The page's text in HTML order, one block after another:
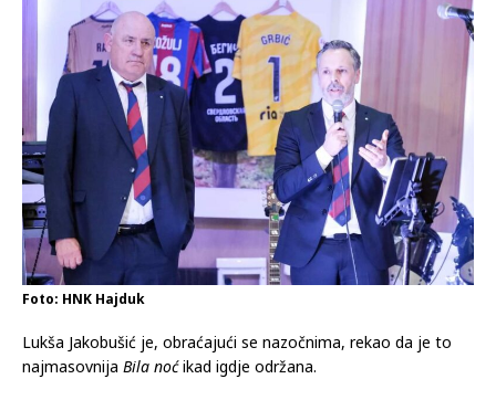
Foto: HNK Hajduk
Lukša Jakobušić je, obraćajući se nazočnima, rekao da je to
najmasovnija Bila noćikad igdje održana.